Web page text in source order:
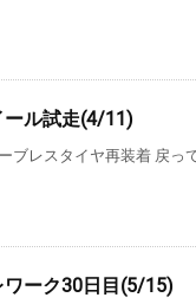
ール試走(4/11)
ブレスタイヤ再装着 戻っ
ワーク30日目(5/15)